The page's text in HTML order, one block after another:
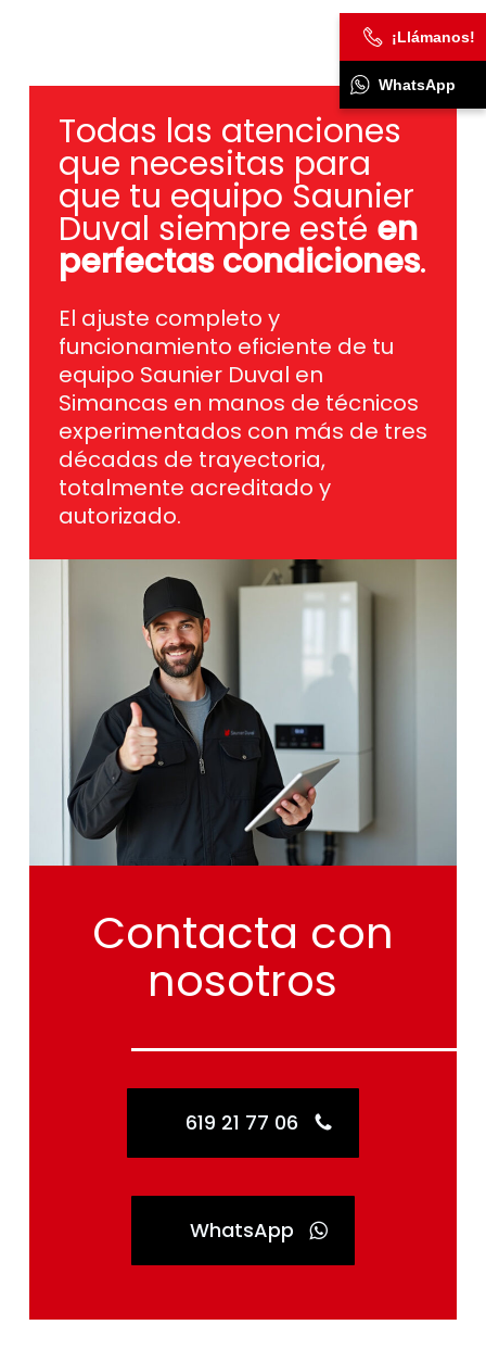
Todas las atenciones
que necesitas para
que tu equipo Saunier
Duval siempre esté en
perfectas condiciones.
El ajuste completo y
funcionamiento eficiente de tu
equipo Saunier Duval en
Simancas en manos de técnicos
experimentados con más de tres
décadas de trayectoria,
totalmente acreditado y
autorizado.
Contacta con
nosotros
619 21 77 06
WhatsApp
¡Llámanos!
WhatsApp